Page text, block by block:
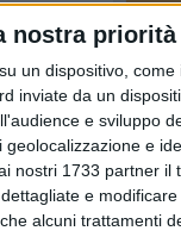
nostra priorità
un dispositivo, come
inviate da un
e sviluppo
e
nostri 1733 partner il
e
alcuni trattamenti
del 30